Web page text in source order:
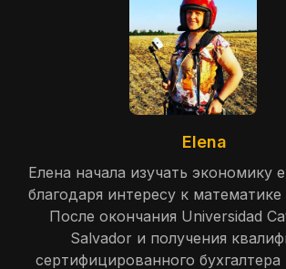
Elena
Елена начала изучать экономику
благодаря интересу к математике
После окончания Universidad
Salvador и получения
сертифицированного